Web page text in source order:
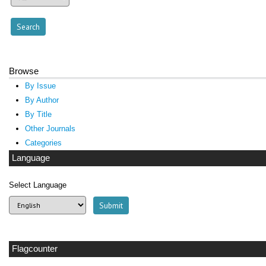
Browse
By Issue
By Author
By Title
Other Journals
Categories
Language
Select Language
Flagcounter